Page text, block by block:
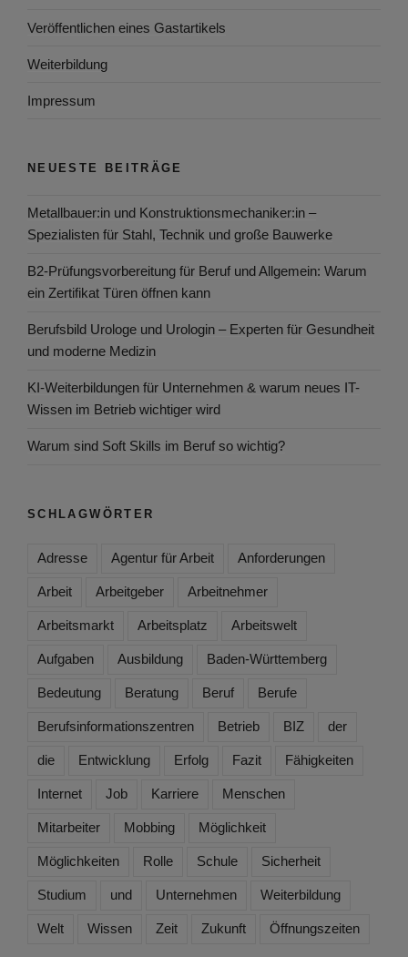
Veröffentlichen eines Gastartikels
Weiterbildung
Impressum
NEUESTE BEITRÄGE
Metallbauer:in und Konstruktionsmechaniker:in –
Spezialisten für Stahl, Technik und große Bauwerke
B2-Prüfungsvorbereitung für Beruf und Allgemein: Warum
ein Zertifikat Türen öffnen kann
Berufsbild Urologe und Urologin – Experten für Gesundheit
und moderne Medizin
KI-Weiterbildungen für Unternehmen & warum neues IT-
Wissen im Betrieb wichtiger wird
Warum sind Soft Skills im Beruf so wichtig?
SCHLAGWÖRTER
Adresse Agentur für Arbeit Anforderungen
Arbeit Arbeitgeber Arbeitnehmer
Arbeitsmarkt Arbeitsplatz Arbeitswelt
Aufgaben Ausbildung Baden-Württemberg
Bedeutung Beratung Beruf Berufe
Berufsinformationszentren Betrieb BIZ der
die Entwicklung Erfolg Fazit Fähigkeiten
Internet Job Karriere Menschen
Mitarbeiter Mobbing Möglichkeit
Möglichkeiten Rolle Schule Sicherheit
Studium und Unternehmen Weiterbildung
Welt Wissen Zeit Zukunft Öffnungszeiten